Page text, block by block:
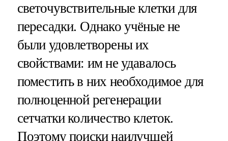
светочувствительные клетки для
пересадки. Однако учёные не
были удовлетворены их
свойствами: им не удавалось
поместить в них необходимое для
полноценной регенерации
сетчатки количество клеток.
Поэтому поиски наилучшей